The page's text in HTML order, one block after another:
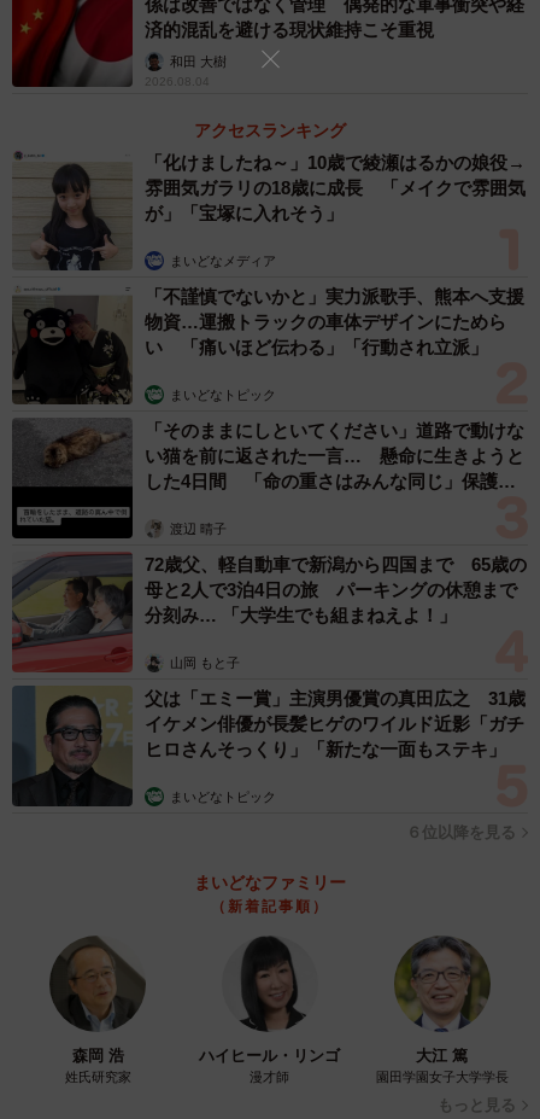
アルさと迫力を出すためにフィギュア用の眼を加工して使
用しています。
北出：死んだサメは魚体にハリがなくなるので、展示サイ
ズのサメの生体を手に入れるのが大変でした。半年ほど探
し回り、なんとか手に入れることができたので、サメ肌の
質感や迫力が再現できたと思います。型を作成する際にサ
メ肌のざらざらした部分が材料に食い込み、苦労しまし
た…。
◇ ◇
イベントでは、天ぷらやパフェなど食品サンプル製作体験
も行っているそう。予約や開催日時はHPやSNSをチェック
していただきたい。夏休みの自由研究にいかがだろうか。
みよし風土記の丘ミュージアム Xアカウント：
https://x.com/hiroshima_prms
株式会社いわさき Xアカウント：
https://x.com/IWASAKI_SAMPLE
係は改善ではなく管理 偶発的な軍事衝突や経
済的混乱を避ける現状維持こそ重視
和田 大樹
2026.08.04
アクセスランキング
「化けましたね～」10歳で綾瀬はるかの娘役→
雰囲気ガラリの18歳に成長 「メイクで雰囲気
が」「宝塚に入れそう」
まいどなメディア
「不謹慎でないかと」実力派歌手、熊本へ支援
物資…運搬トラックの車体デザインにためら
い 「痛いほど伝わる」「行動され立派」
まいどなトピック
「そのままにしといてください」道路で動けな
い猫を前に返された一言… 懸命に生きようと
した4日間 「命の重さはみんな同じ」保護団
渡辺 晴子
72歳父、軽自動車で新潟から四国まで 65歳の
母と2人で3泊4日の旅 パーキングの休憩まで
分刻み… 「大学生でも組まねえよ！」
山岡 もと子
父は「エミー賞」主演男優賞の真田広之 31歳
イケメン俳優が長髪ヒゲのワイルド近影「ガチ
ヒロさんそっくり」「新たな一面もステキ」
まいどなトピック
６位以降を見る
まいどなファミリー
（新着記事順）
森岡 浩
姓氏研究家
ハイヒール・リンゴ
漫才師
大江 篤
園田学園女子大学学長
もっと見る